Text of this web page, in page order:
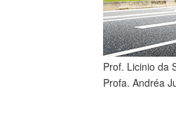
Prof. Licinio da
Profa. Andréa